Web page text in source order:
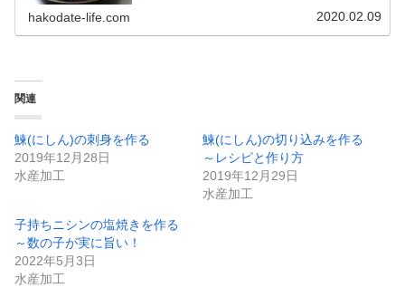
hakodate-life.com 2020.02.09
関連
鰊(にしん)の刺身を作る
2019年12月28日
水産加工
鰊(にしん)の切り込みを作る
～レシピと作り方
2019年12月29日
水産加工
子持ちニシンの塩焼きを作る
～数の子が実に旨い！
2022年5月3日
水産加工